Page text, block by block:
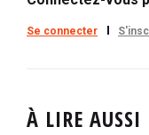
Se connecter
À LIRE AUSSI